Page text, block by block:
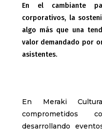
En el cambiante
corporativos, la
algo más que una
valor demandado por
asistentes.
En Meraki
comprometidos
desarrollando